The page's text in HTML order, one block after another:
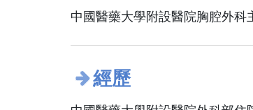
中國醫藥大學附設醫院胸腔外科
經歷